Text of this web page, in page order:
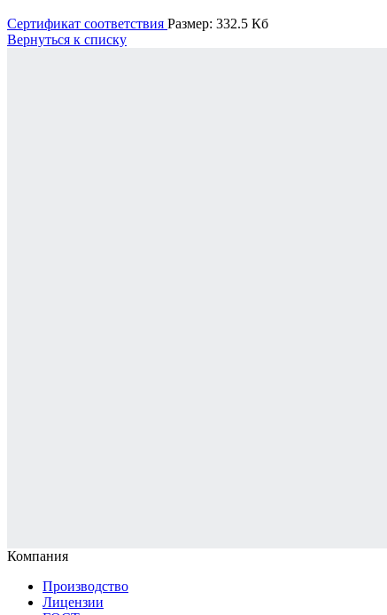
Сертификат соответствия Размер: 332.5 Кб
Вернуться к списку
Компания
Производство
Лицензии